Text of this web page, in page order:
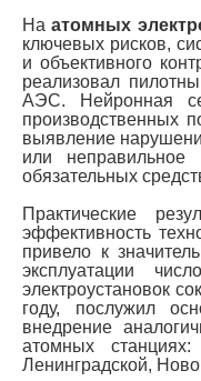
Наатомных
ключевых рисков,
и объективного
реализовал
АЭС. Нейронная
производственных
выявление
или неправильное
обязательных
Практические
эффективность
привело к
эксплуатации
электроустановок
году, послужил
внедрение
атомных станциях:
Ленинградской,